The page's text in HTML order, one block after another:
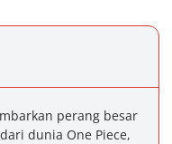
perang besar
dunia One Piece,